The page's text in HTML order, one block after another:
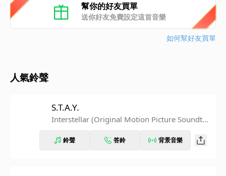
幫你的好友買單
送你好友免費設定這首音樂
如何幫好友買單
人氣鈴聲
S.T.A.Y.
Interstellar (Original Motion Picture Soundtra
鈴聲 答鈴 背景音樂